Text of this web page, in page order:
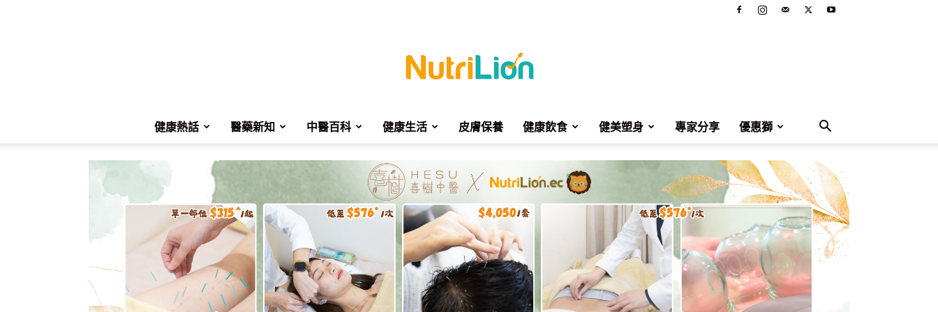
營
健康熱話 醫藥新知 中醫百科 健康生活 皮膚保養 健康飲食 健美塑身 專家分享 優惠獅